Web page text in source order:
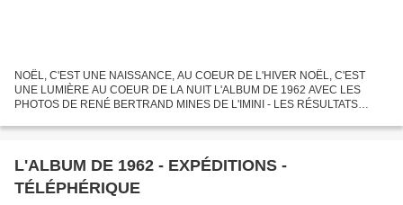
NOËL, C'EST UNE NAISSANCE, AU COEUR DE L'HIVER NOËL, C'EST
UNE LUMIÈRE AU COEUR DE LA NUIT L'ALBUM DE 1962 AVEC LES
PHOTOS DE RENÉ BERTRAND MINES DE L'IMINI - LES RÉSULTATS
sont assez...
L'ALBUM DE 1962 - EXPÉDITIONS -
TÉLÉPHÉRIQUE